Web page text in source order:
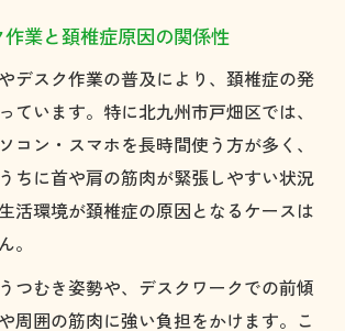
業と頚椎症原因の関係性
デスク作業の普及により、頚椎症の発
ています。特に北九州市戸畑区では、
コン・スマホを長時間使う方が多く、
ちに首や肩の筋肉が緊張しやすい状況
活環境が頚椎症の原因となるケースは
。
つむき姿勢や、デスクワークでの前傾
周囲の筋肉に強い負担をかけます。こ